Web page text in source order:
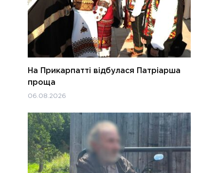
На Прикарпатті відбулася Патріарша
проща
06.08.2026